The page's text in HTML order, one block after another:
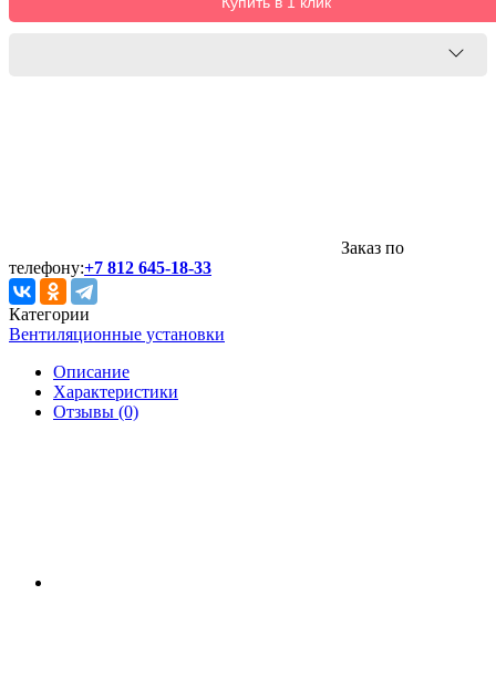
Заказ по
телефону:+7 812 645-18-33
Категории
Вентиляционные установки
Описание
Характеристики
Отзывы (0)